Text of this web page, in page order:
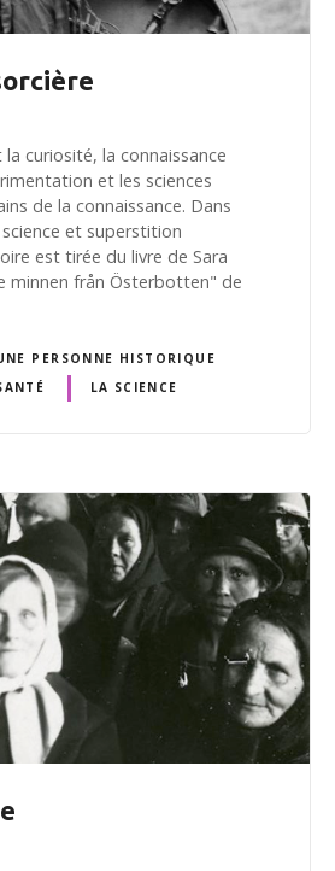
curiosité, la connaissance
et les sciences
de la connaissance. Dans
et superstition
est tirée du livre de Sara
minnen från Österbotten" de
PERSONNE HISTORIQUE
LA SCIENCE